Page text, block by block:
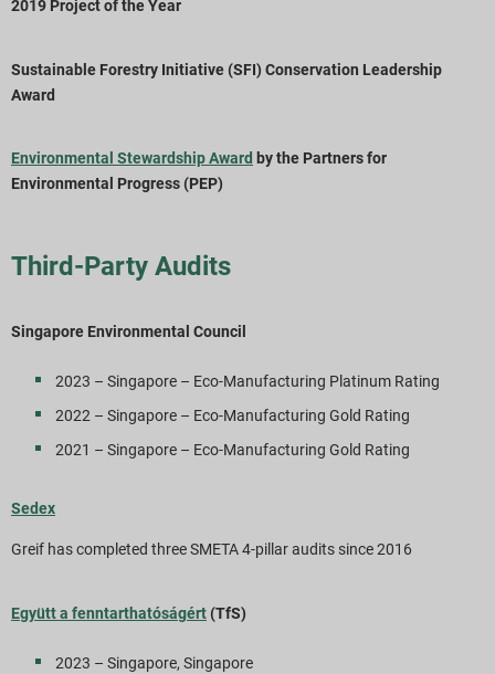
2019 Project of the Year
Sustainable Forestry Initiative (SFI) Conservation Leadership
Award
Environmental Stewardship Award by the Partners for
Environmental Progress (PEP)
Third-Party Audits
Singapore Environmental Council
2023 – Singapore – Eco-Manufacturing Platinum Rating
2022 – Singapore – Eco-Manufacturing Gold Rating
2021 – Singapore – Eco-Manufacturing Gold Rating
Sedex
Greif has completed three SMETA 4-pillar audits since 2016
Együtt a fenntarthatóságért (TfS)
2023 – Singapore, Singapore